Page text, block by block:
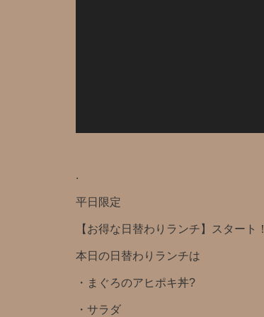
.
平日限定️
【お得な日替わりランチ】スタート！
本日の日替わりランチは
・まぐろのアヒポキ丼?
・サラダ